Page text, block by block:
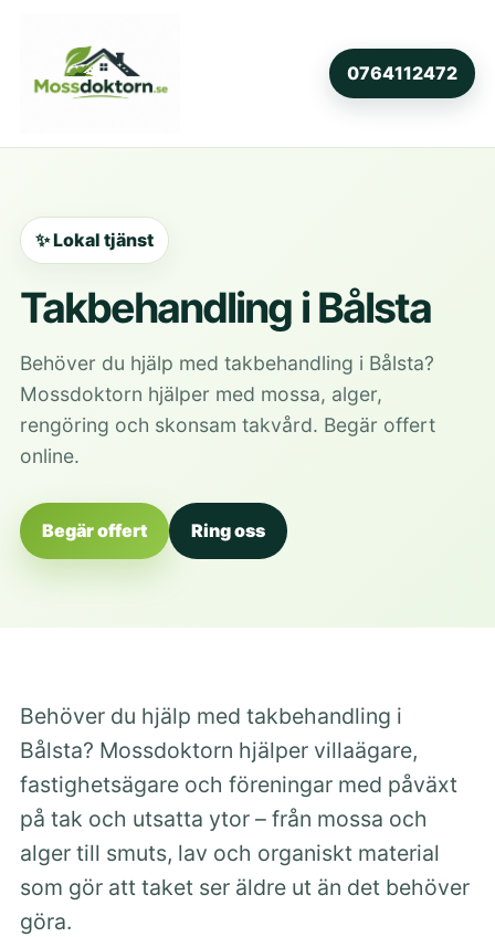
0764112472
✨ Lokal tjänst
Takbehandling i Bålsta
Behöver du hjälp med takbehandling i Bålsta?
Mossdoktorn hjälper med mossa, alger,
rengöring och skonsam takvård. Begär offert
online.
Begär offert Ring oss
Behöver du hjälp med takbehandling i
Bålsta? Mossdoktorn hjälper villaägare,
fastighetsägare och föreningar med påväxt
på tak och utsatta ytor – från mossa och
alger till smuts, lav och organiskt material
som gör att taket ser äldre ut än det behöver
göra.